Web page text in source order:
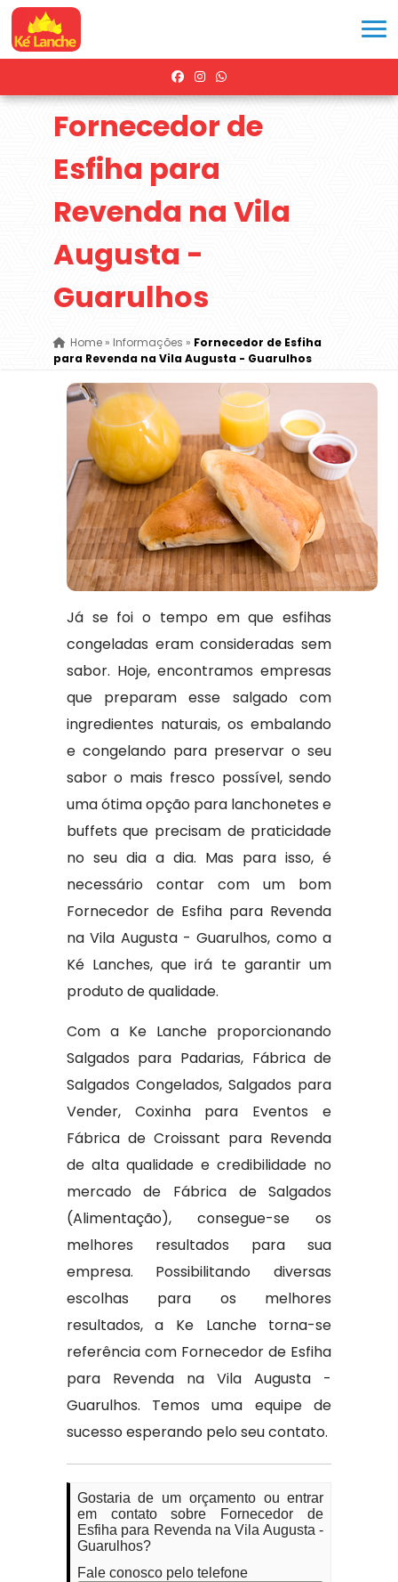
Fornecedor de
Esfiha para
Revenda na Vila
Augusta -
Guarulhos
Home» Informações » Fornecedor de Esfiha
para Revenda na Vila Augusta - Guarulhos
Já se foi o tempo em que esfihas
congeladas eram consideradas sem
sabor. Hoje, encontramos empresas
que preparam esse salgado com
ingredientes naturais, os embalando
e congelando para preservar o seu
sabor o mais fresco possível, sendo
uma ótima opção para lanchonetes e
buffets que precisam de praticidade
no seu dia a dia. Mas para isso, é
necessário contar com um bom
Fornecedor de Esfiha para Revenda
na Vila Augusta - Guarulhos, como a
Ké Lanches, que irá te garantir um
produto de qualidade.
Com a Ke Lanche proporcionando
Salgados para Padarias, Fábrica de
Salgados Congelados, Salgados para
Vender, Coxinha para Eventos e
Fábrica de Croissant para Revenda
de alta qualidade e credibilidade no
mercado de Fábrica de Salgados
(Alimentação), consegue-se os
melhores resultados para sua
empresa. Possibilitando diversas
escolhas para os melhores
resultados, a Ke Lanche torna-se
referência com Fornecedor de Esfiha
para Revenda na Vila Augusta -
Guarulhos. Temos uma equipe de
sucesso esperando pelo seu contato.
Gostaria de um orçamento ou entrar
em contato sobre Fornecedor de
Esfiha para Revenda na Vila Augusta -
Guarulhos?
Fale conosco pelo telefone